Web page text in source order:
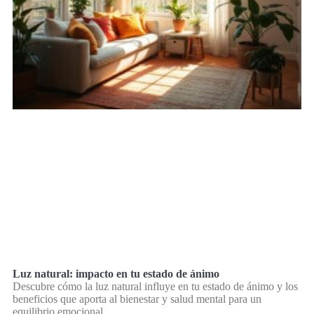
Luz natural: impacto en tu estado de ánimo
Descubre cómo la luz natural influye en tu estado de ánimo y los
beneficios que aporta al bienestar y salud mental para un
equilibrio emocional.